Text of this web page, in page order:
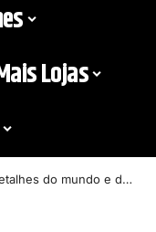
Lojas
e do gameplay do vindouro Atomfall